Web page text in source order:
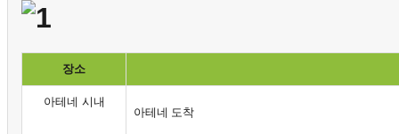
장소
아테네 시내
아테네 도착